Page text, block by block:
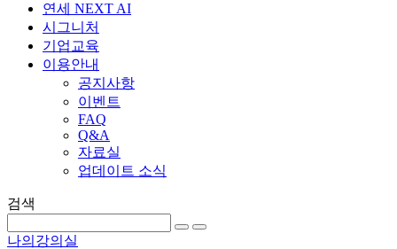
연세 NEXT AI
시그니처
기업교육
이용안내
공지사항
이벤트
FAQ
Q&A
자료실
업데이트 소식
검색
나의강의실